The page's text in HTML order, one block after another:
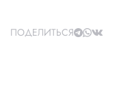
ПОДЕЛИТЬСЯ